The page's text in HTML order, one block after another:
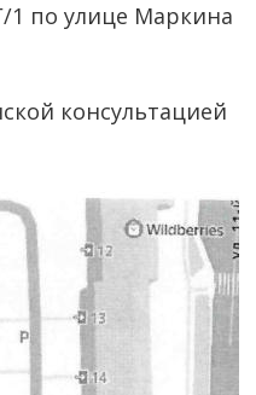
1 по улице Маркина
консультацией